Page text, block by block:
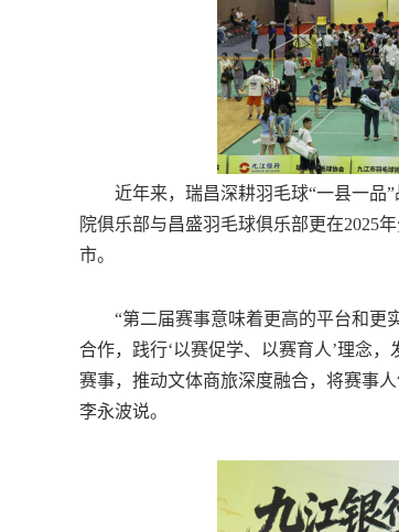
近年来，瑞昌深耕羽毛球“一县一品”
院俱乐部与昌盛羽毛球俱乐部更在2025
市。
“第二届赛事意味着更高的平台和更实
合作，践行‘以赛促学、以赛育人’理念
赛事，推动文体商旅深度融合，将赛事
李永波说。